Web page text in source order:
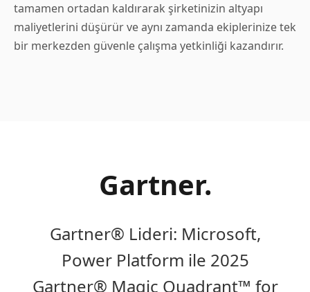
tamamen ortadan kaldırarak şirketinizin altyapı
maliyetlerini düşürür ve aynı zamanda ekiplerinize tek
bir merkezden güvenle çalışma yetkinliği kazandırır.
Gartner.
Gartner® Lideri: Microsoft,
Power Platform ile 2025
Gartner® Magic Quadrant™ for